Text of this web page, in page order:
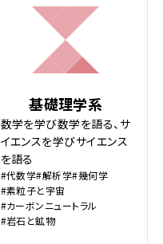
基礎理学系
数学を学び数学を語る、サ
イエンスを学びサイエンス
を語る
#代数学#解析学#幾何学
#素粒子と宇宙
#カーボンニュートラル
#岩石と鉱物